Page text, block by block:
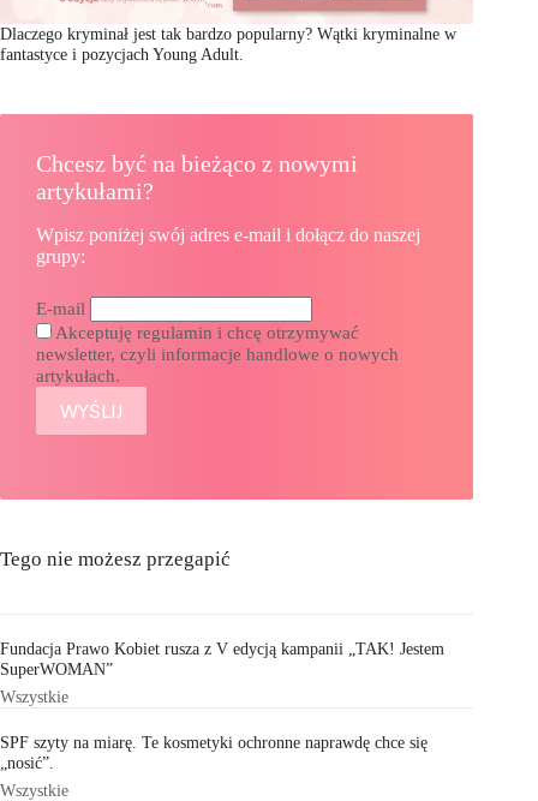
Dlaczego kryminał jest tak bardzo popularny? Wątki kryminalne w
fantastyce i pozycjach Young Adult.
Chcesz być na bieżąco z nowymi
artykułami?
Wpisz poniżej swój adres e-mail i dołącz do naszej
grupy:
E-mail
Akceptuję regulamin i chcę otrzymywać
newsletter, czyli informacje handlowe o nowych
artykułach.
Tego nie możesz przegapić
Fundacja Prawo Kobiet rusza z V edycją kampanii „TAK! Jestem
SuperWOMAN”
Wszystkie
SPF szyty na miarę. Te kosmetyki ochronne naprawdę chce się
„nosić”.
Wszystkie